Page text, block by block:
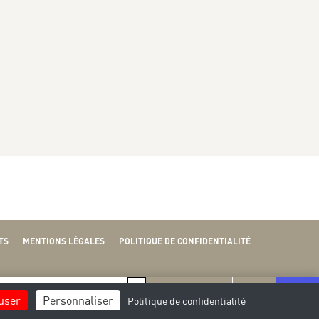
J V
MENTIONS LÉGALES
POLITIQUE DE CONFIDENTIALITÉ
Personnaliser Politique de confidentialité